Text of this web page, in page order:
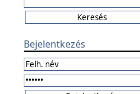
Bejelentkezés